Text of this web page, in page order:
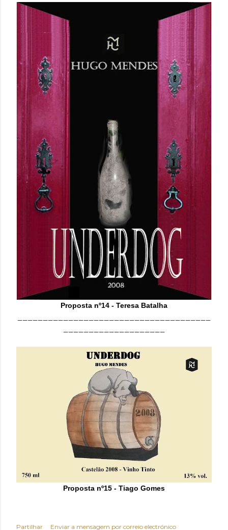
Proposta nº14 - Teresa Batalha
Proposta nº15 - Tiago Gomes
Partilhar
Enviar a mensagem por correio electrónico